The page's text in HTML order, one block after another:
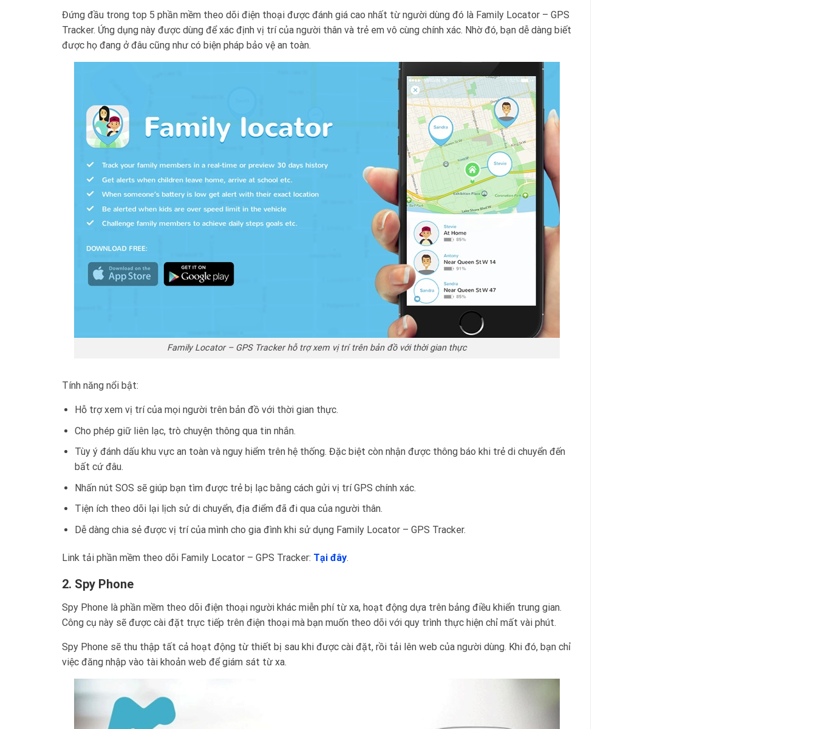
Đứng đầu trong top 5 phần mềm theo dõi điện thoại được đánh giá cao nhất từ người dùng đó là Family Locator – GPS
Tracker. Ứng dụng này được dùng để xác định vị trí của người thân và trẻ em vô cùng chính xác. Nhờ đó, bạn dễ dàng biết
được họ đang ở đâu cũng như có biện pháp bảo vệ an toàn.
Family Locator – GPS Tracker hỗ trợ xem vị trí trên bản đồ với thời gian thực
Tính năng nổi bật:
Hỗ trợ xem vị trí của mọi người trên bản đồ với thời gian thực.
Cho phép giữ liên lạc, trò chuyện thông qua tin nhắn.
Tùy ý đánh dấu khu vực an toàn và nguy hiểm trên hệ thống. Đặc biệt còn nhận được thông báo khi trẻ di chuyển đến
bất cứ đâu.
Nhấn nút SOS sẽ giúp bạn tìm được trẻ bị lạc bằng cách gửi vị trí GPS chính xác.
Tiện ích theo dõi lại lịch sử di chuyển, địa điểm đã đi qua của người thân.
Dễ dàng chia sẻ được vị trí của mình cho gia đình khi sử dụng Family Locator – GPS Tracker.
Link tải phần mềm theo dõi Family Locator – GPS Tracker: Tại đây.
2. Spy Phone
Spy Phone là phần mềm theo dõi điện thoại người khác miễn phí từ xa, hoạt động dựa trên bảng điều khiển trung gian.
Công cụ này sẽ được cài đặt trực tiếp trên điện thoại mà bạn muốn theo dõi với quy trình thực hiện chỉ mất vài phút.
Spy Phone sẽ thu thập tất cả hoạt động từ thiết bị sau khi được cài đặt, rồi tải lên web của người dùng. Khi đó, bạn chỉ
việc đăng nhập vào tài khoản web để giám sát từ xa.